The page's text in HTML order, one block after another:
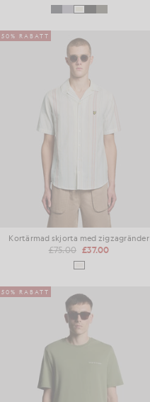
50% RABATT
Kortärmad skjorta med zigzagränder
£75.00 £37.00
50% RABATT